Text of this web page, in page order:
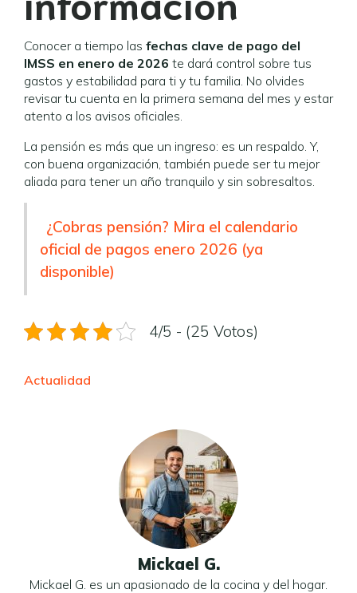
Conocer a tiempo las fechas clave de pago del
IMSS en enero de 2026 te dará control sobre tus
gastos y estabilidad para ti y tu familia. No olvides
revisar tu cuenta en la primera semana del mes y estar
atento a los avisos oficiales.
La pensión es más que un ingreso: es un respaldo. Y,
con buena organización, también puede ser tu mejor
aliada para tener un año tranquilo y sin sobresaltos.
¿Cobras pensión? Mira el calendario
oficial de pagos enero 2026 (ya
disponible)
4/5 - (25 Votos)
Actualidad
Mickael G.
Mickael G. es un apasionado de la cocina y del hogar.